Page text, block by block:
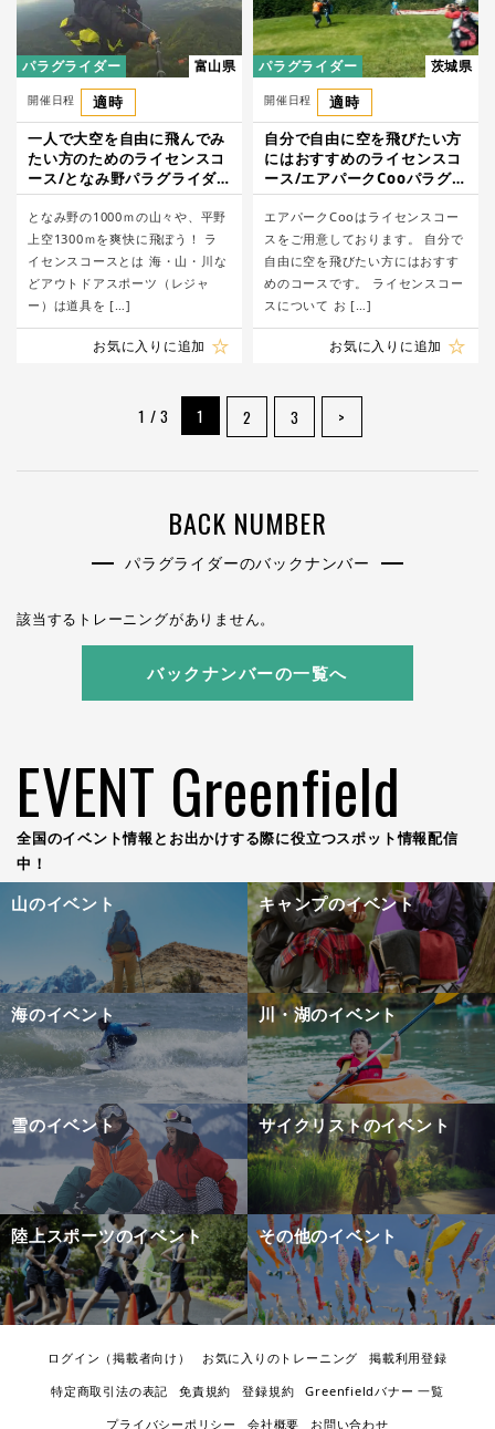
パラグライダー 富山県
開催日程
適時
一人で大空を自由に飛んでみ
たい方のためのライセンスコ
ース/となみ野パラグライダ
ースクール
となみ野の1000ｍの山々や、平野
上空1300ｍを爽快に飛ぼう！ ラ
イセンスコースとは 海・山・川な
どアウトドアスポーツ（レジャ
ー）は道具を […]
お気に入りに追加
パラグライダー 茨城県
開催日程
適時
自分で自由に空を飛びたい方
にはおすすめのライセンスコ
ース/エアパークCooパラグラ
イダースクール
エアパークCooはライセンスコー
スをご用意しております。 自分で
自由に空を飛びたい方にはおすす
めのコースです。 ライセンスコー
スについて お […]
お気に入りに追加
1 / 3 1 2 3 >
BACK NUMBER
パラグライダーのバックナンバー
該当するトレーニングがありません。
バックナンバーの一覧へ
EVENT Greenfield
全国のイベント情報とお出かけする際に役立つスポット情報配信
中！
山のイベント キャンプのイベント
海のイベント 川・湖のイベント
雪のイベント サイクリストのイベント
陸上スポーツのイベント その他のイベント
ログイン（掲載者向け） お気に入りのトレーニング
掲載利用登録
特定商取引法の表記
免責規約 登録規約
Greenfieldバナー 一覧
プライバシーポリシー
会社概要 お問い合わせ